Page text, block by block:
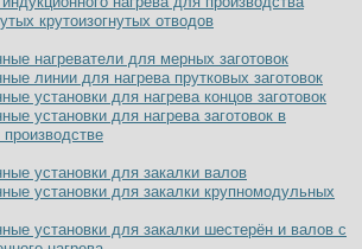
крутоизогнутых отводов
нагреватели для мерных заготовок
линии для нагрева прутковых заготовок
установки для нагрева концов заготовок
установки для нагрева заготовок в
производстве
установки для закалки валов
установки для закалки крупномодульных
установки для закалки шестерён и валов с